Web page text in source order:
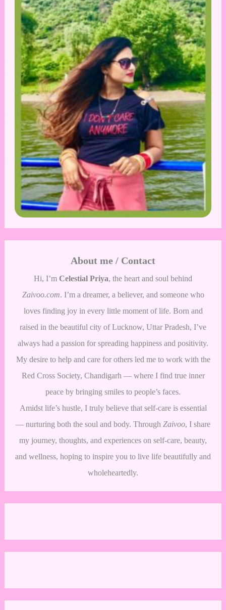
About me / Contact
Hi, I’m Celestial Priya, the heart and soul behind
Zaivoo.com. I’m a dreamer, a believer, and someone who
loves finding joy in every little moment of life. Born and
raised in the beautiful city of Lucknow, Uttar Pradesh, I’ve
always had a passion for spreading happiness and positivity.
My desire to help and care for others led me to work with the
Red Cross Society, Chandigarh — where I find true inner
peace by bringing smiles to people’s faces.
Amidst life’s hustle, I truly believe that self-care is essential
— nurturing both the soul and body. Through Zaivoo, I share
my journey, thoughts, and experiences on self-care, beauty,
and wellness, hoping to inspire you to live life beautifully and
wholeheartedly.